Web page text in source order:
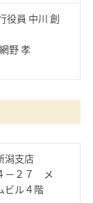
役員 中川 創
野 孝
潟支店
－２７ メ
ビル４階